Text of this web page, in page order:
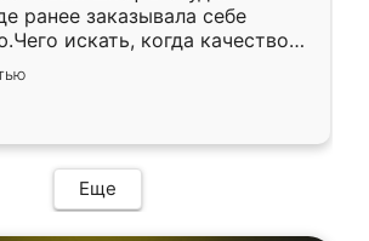
ранее заказывала себе
искать, когда качеством
Служит кухня уже почти
нет.
Еще